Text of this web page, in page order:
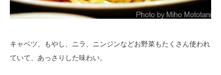
キャベツ、もやし、ニラ、ニンジンなどお野菜もたくさん使われ
ていて、あっさりした味わい。